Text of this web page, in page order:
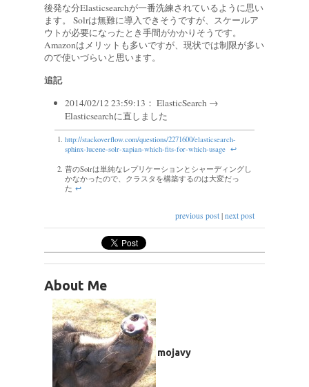
後発な分Elasticsearchが一番洗練されているように思い
ます。 Solrは無難に導入できそうですが、スケールア
ウトが必要になったとき手間がかかりそうです。
Amazonはメリットも多いですが、現状では制限が多い
ので使いづらいと思います。
追記
2014/02/12 23:59:13： ElasticSearch →
Elasticsearchに直しました
http://stackoverflow.com/questions/2271600/elasticsearch-
sphinx-lucene-solr-xapian-which-fits-for-which-usage ↩
昔のSolrは単純なレプリケーションとシャーディングし
かなかったので、クラスタを構築するのは大変だっ
た ↩
previous post | next post
About Me
mojavy